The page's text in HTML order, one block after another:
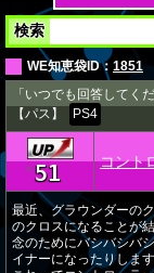
検索
WE知恵袋ID： 1851
「いつでも回答してくだ
【パス】
PS4
★51 コント
最近、グラウンダーの
のクロスになることが
念のためにバシバシバ
イナーになったりしま